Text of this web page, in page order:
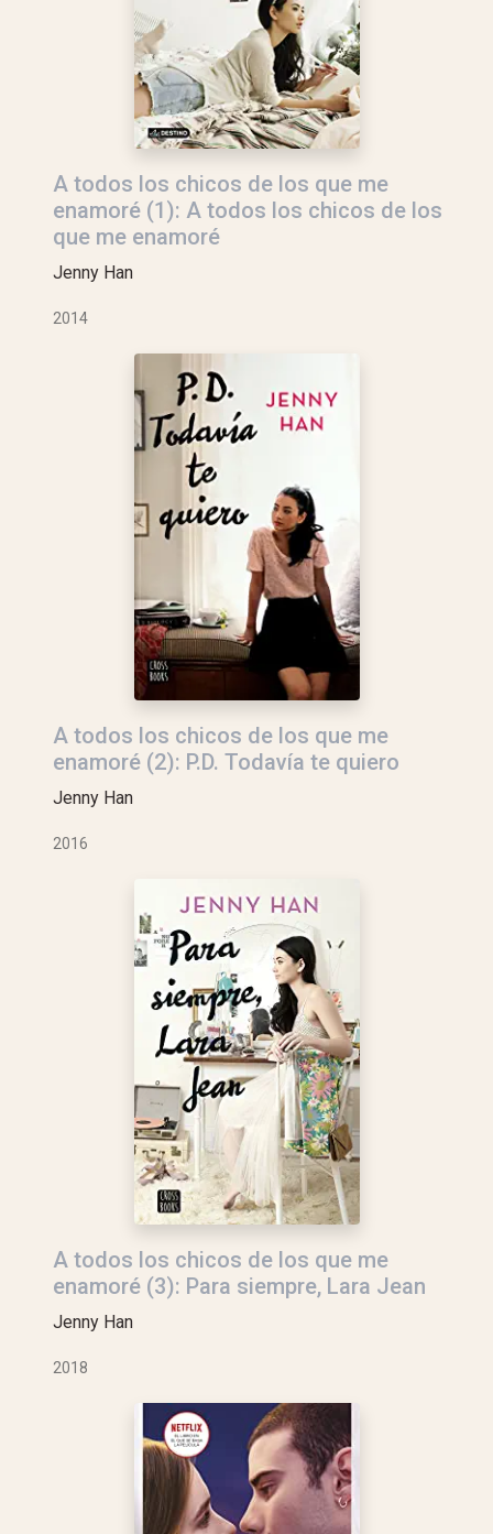
A todos los chicos de los que me
enamoré (1): A todos los chicos de los
que me enamoré
Jenny Han
2014
A todos los chicos de los que me
enamoré (2): P.D. Todavía te quiero
Jenny Han
2016
A todos los chicos de los que me
enamoré (3): Para siempre, Lara Jean
Jenny Han
2018